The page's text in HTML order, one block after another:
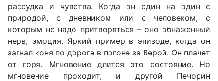
рассудка и чувства. Когда он один на один с
природой, с дневником или с человеком, с
которым не надо притворяться – оно обнажённый
нерв, эмоция. Яркий пример в эпизоде, когда он
загнал коня по дороге в погоне за Верой. Он плачет
от горя. Мгновение длится это состояние. Но
мгновение проходит, и другой Печорин